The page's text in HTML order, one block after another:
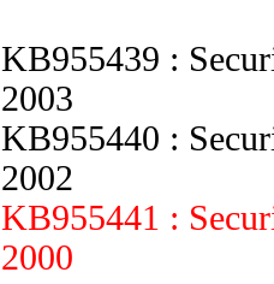
KB955439 :
2003
KB955440 :
2002
KB955441 :
2000